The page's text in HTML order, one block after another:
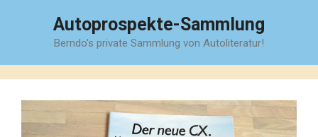
Autoprospekte-Sammlung
Berndo's private Sammlung von Autoliteratur!